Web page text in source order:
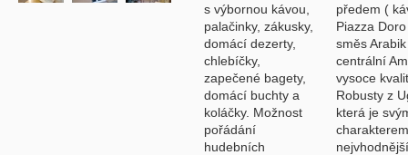
s výbornou kávou,
palačinky, zákusky,
domácí dezerty,
chlebíčky,
zapečené bagety,
domácí buchty a
koláčky. Možnost
pořádání
hudebních
předem (
Piazza
směs
centrální
vysoce
Robusty z
která je
charakterem